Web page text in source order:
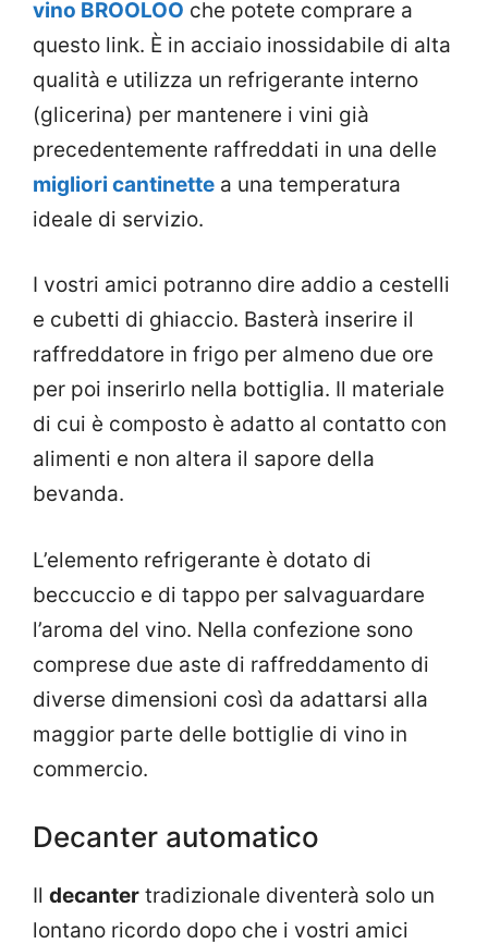
vino BROOLOO che potete comprare a
questo link. È in acciaio inossidabile di alta
qualità e utilizza un refrigerante interno
(glicerina) per mantenere i vini già
precedentemente raffreddati in una delle
migliori cantinette a una temperatura
ideale di servizio.
I vostri amici potranno dire addio a cestelli
e cubetti di ghiaccio. Basterà inserire il
raffreddatore in frigo per almeno due ore
per poi inserirlo nella bottiglia. Il materiale
di cui è composto è adatto al contatto con
alimenti e non altera il sapore della
bevanda.
L’elemento refrigerante è dotato di
beccuccio e di tappo per salvaguardare
l’aroma del vino. Nella confezione sono
comprese due aste di raffreddamento di
diverse dimensioni così da adattarsi alla
maggior parte delle bottiglie di vino in
commercio.
Decanter automatico
Il decanter tradizionale diventerà solo un
lontano ricordo dopo che i vostri amici